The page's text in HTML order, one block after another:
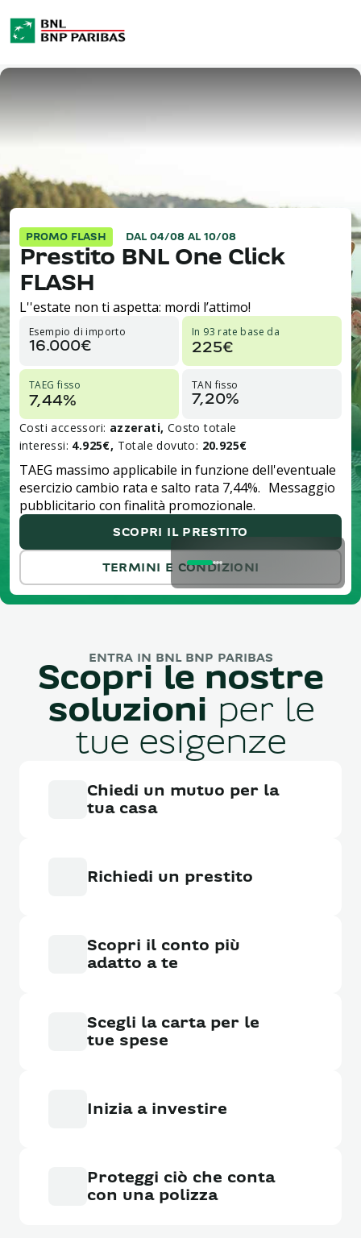
PROMO FLASH DAL 04/08 AL 10/08
Prestito BNL One Click
FLASH
L''estate non ti aspetta: mordi l’attimo!
Esempio di importo
16.000€
In 93 rate base da
225€
TAEG fisso
7,44%
TAN fisso
7,20%
Costi accessori: azzerati, Costo totale
interessi: 4.925€, Totale dovuto: 20.925€
TAEG massimo applicabile in funzione dell'eventuale
esercizio cambio rata e salto rata 7,44%. Messaggio
pubblicitario con finalità promozionale.
SCOPRI IL PRESTITO
TERMINI E CONDIZIONI
ENTRA IN BNL BNP PARIBAS
Scopri le nostre
soluzioni per le
tue esigenze
Chiedi un mutuo per la
tua casa
Richiedi un prestito
Scopri il conto più
adatto a te
Scegli la carta per le
tue spese
Inizia a investire
Proteggi ciò che conta
con una polizza